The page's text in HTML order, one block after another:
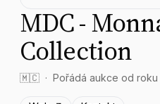
MDC -
Collection
🇲🇨 Pořádá aukce od roku